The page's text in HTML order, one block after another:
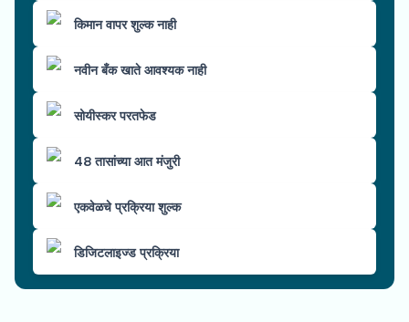
किमान वापर शुल्क नाही
नवीन बँक खाते आवश्यक नाही
सोयीस्कर परतफेड
48 तासांच्या आत मंजुरी
एकवेळचे प्रक्रिया शुल्क
डिजिटलाइज्ड प्रक्रिया